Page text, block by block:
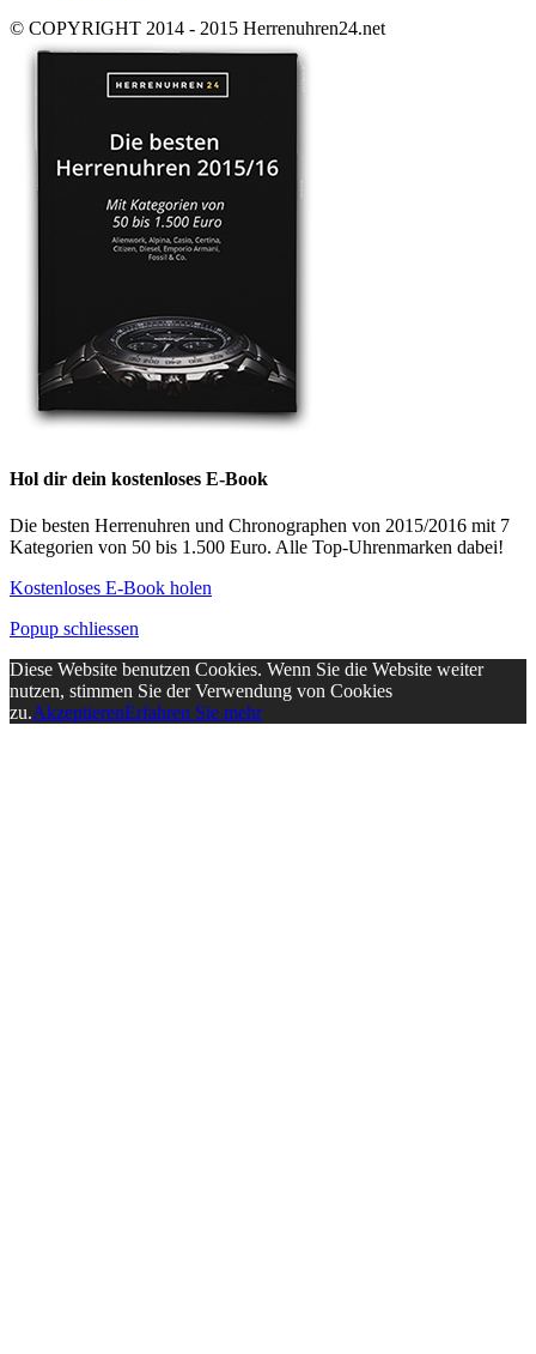
© COPYRIGHT 2014 - 2015 Herrenuhren24.net
Hol dir dein kostenloses E-Book
Die besten Herrenuhren und Chronographen von 2015/2016 mit 7
Kategorien von 50 bis 1.500 Euro. Alle Top-Uhrenmarken dabei!
Kostenloses E-Book holen
Popup schliessen
Diese Website benutzen Cookies. Wenn Sie die Website weiter
nutzen, stimmen Sie der Verwendung von Cookies
zu.AkzeptierenErfahren Sie mehr